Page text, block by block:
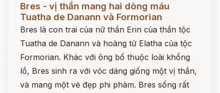
Bres - vị thần mang hai dòng máu
Tuatha de Danann và Formorian
Bres là con trai của nữ thần Erin của thần tộc
Tuatha de Danann và hoàng tử Elatha của tộc
Formorian. Khác với ông bố thuộc loài khổng
lồ, Bres sinh ra với vóc dáng giống một vị thần,
và mang một vẻ đẹp phi phàm. Bres sống rất